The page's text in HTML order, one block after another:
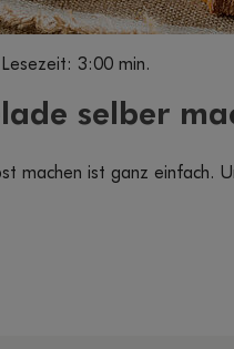
Lesezeit: 3:00 min.
selber
machen ist ganz einfach.